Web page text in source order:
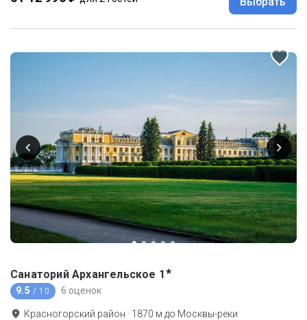
Санаторий Архангельское 1★
9.5 / 10 6 оценок
Красногорский район · 1870 м до Москвы-реки